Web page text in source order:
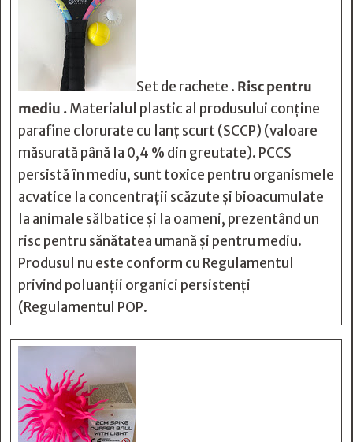
Set de rachete . Risc pentru
mediu .Materialul plastic al produsului conține
parafine clorurate cu lanț scurt (SCCP) (valoare
măsurată până la 0,4 % din greutate). PCCS
persistă în mediu, sunt toxice pentru organismele
acvatice la concentrații scăzute și bioacumulate
la animale sălbatice și la oameni, prezentând un
risc pentru sănătatea umană și pentru mediu.
Produsul nu este conform cu Regulamentul
privind poluanții organici persistenți
(Regulamentul POP.